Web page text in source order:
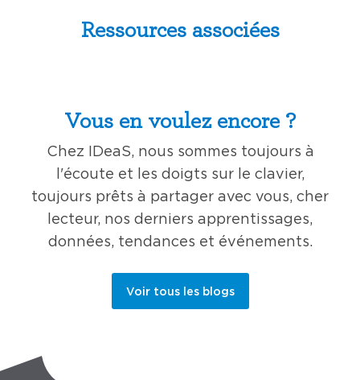
Ressources associées
Vous en voulez encore ?
Chez IDeaS, nous sommes toujours à
l'écoute et les doigts sur le clavier,
toujours prêts à partager avec vous, cher
lecteur, nos derniers apprentissages,
données, tendances et événements.
Voir tous les blogs